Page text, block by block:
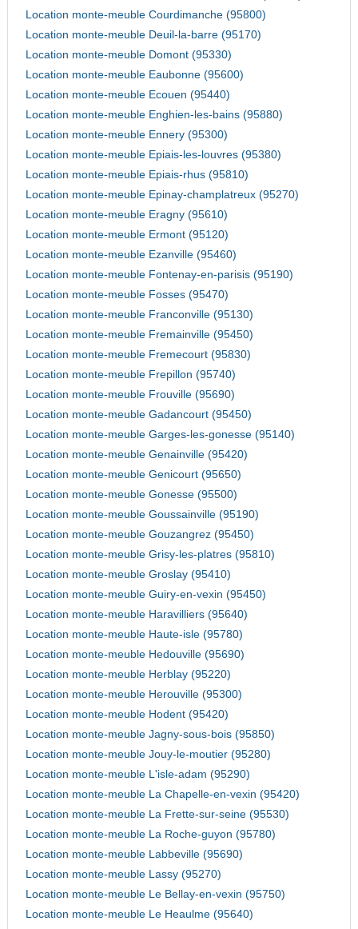
Location monte-meuble Courdimanche (95800)
Location monte-meuble Deuil-la-barre (95170)
Location monte-meuble Domont (95330)
Location monte-meuble Eaubonne (95600)
Location monte-meuble Ecouen (95440)
Location monte-meuble Enghien-les-bains (95880)
Location monte-meuble Ennery (95300)
Location monte-meuble Epiais-les-louvres (95380)
Location monte-meuble Epiais-rhus (95810)
Location monte-meuble Epinay-champlatreux (95270)
Location monte-meuble Eragny (95610)
Location monte-meuble Ermont (95120)
Location monte-meuble Ezanville (95460)
Location monte-meuble Fontenay-en-parisis (95190)
Location monte-meuble Fosses (95470)
Location monte-meuble Franconville (95130)
Location monte-meuble Fremainville (95450)
Location monte-meuble Fremecourt (95830)
Location monte-meuble Frepillon (95740)
Location monte-meuble Frouville (95690)
Location monte-meuble Gadancourt (95450)
Location monte-meuble Garges-les-gonesse (95140)
Location monte-meuble Genainville (95420)
Location monte-meuble Genicourt (95650)
Location monte-meuble Gonesse (95500)
Location monte-meuble Goussainville (95190)
Location monte-meuble Gouzangrez (95450)
Location monte-meuble Grisy-les-platres (95810)
Location monte-meuble Groslay (95410)
Location monte-meuble Guiry-en-vexin (95450)
Location monte-meuble Haravilliers (95640)
Location monte-meuble Haute-isle (95780)
Location monte-meuble Hedouville (95690)
Location monte-meuble Herblay (95220)
Location monte-meuble Herouville (95300)
Location monte-meuble Hodent (95420)
Location monte-meuble Jagny-sous-bois (95850)
Location monte-meuble Jouy-le-moutier (95280)
Location monte-meuble L'isle-adam (95290)
Location monte-meuble La Chapelle-en-vexin (95420)
Location monte-meuble La Frette-sur-seine (95530)
Location monte-meuble La Roche-guyon (95780)
Location monte-meuble Labbeville (95690)
Location monte-meuble Lassy (95270)
Location monte-meuble Le Bellay-en-vexin (95750)
Location monte-meuble Le Heaulme (95640)